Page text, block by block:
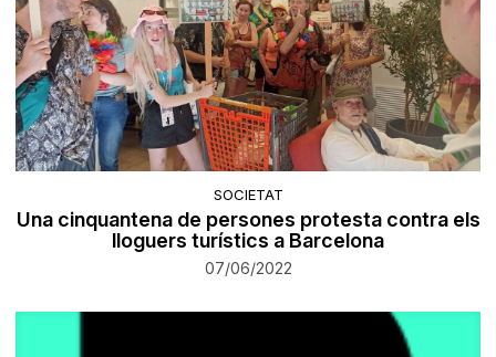
SOCIETAT
Una cinquantena de persones protesta contra els
lloguers turístics a Barcelona
07/06/2022